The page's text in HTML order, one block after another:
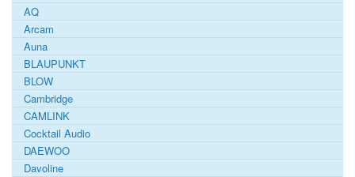
AQ
Arcam
Auna
BLAUPUNKT
BLOW
Cambridge
CAMLINK
Cocktail Audio
DAEWOO
Davoline